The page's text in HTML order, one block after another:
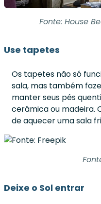
Fonte: House
Use tapetes
Os tapetes não só
sala, mas também
manter seus pés
cerâmica ou madeira.
de aquecer uma sala
Deixe o Sol entrar